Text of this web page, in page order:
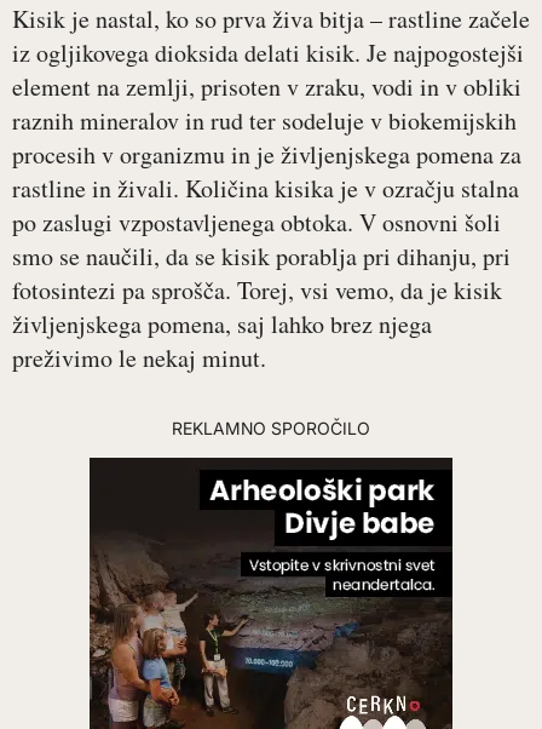
Kisik je nastal, ko so prva živa bitja – rastline začele
iz ogljikovega dioksida delati kisik. Je najpogostejši
element na zemlji, prisoten v zraku, vodi in v obliki
raznih mineralov in rud ter sodeluje v biokemijskih
procesih v organizmu in je življenjskega pomena za
rastline in živali. Količina kisika je v ozračju stalna
po zaslugi vzpostavljenega obtoka. V osnovni šoli
smo se naučili, da se kisik porablja pri dihanju, pri
fotosintezi pa sprošča. Torej, vsi vemo, da je kisik
življenjskega pomena, saj lahko brez njega
preživimo le nekaj minut.
REKLAMNO SPOROČILO